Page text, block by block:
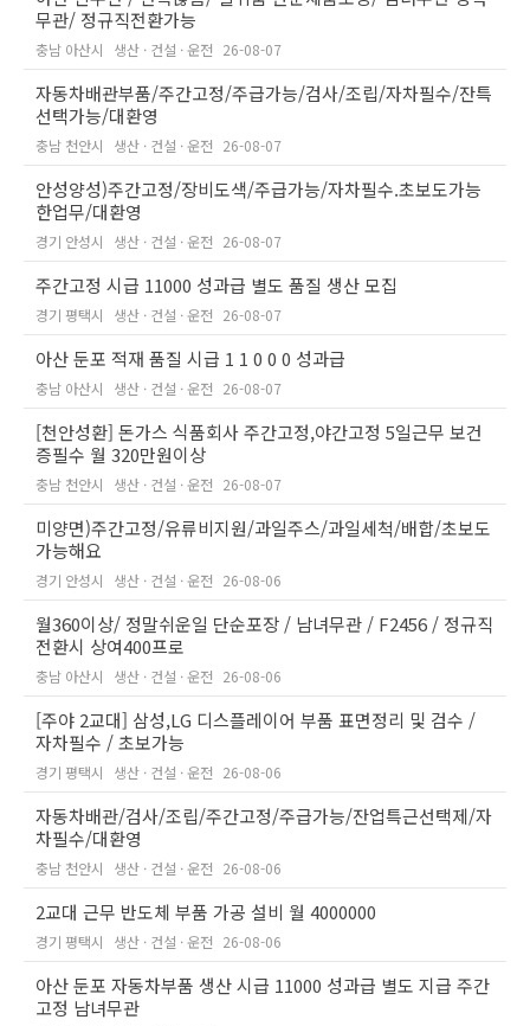
무관/ 정규직전환가능
충남 아산시 생산 · 건설 · 운전 26-08-07
자동차배관부품/주간고정/주급가능/검사/조립/자차필수/잔특
선택가능/대환영
충남 천안시 생산 · 건설 · 운전 26-08-07
안성양성)주간고정/장비도색/주급가능/자차필수.초보도가능
한업무/대환영
경기 안성시 생산 · 건설 · 운전 26-08-07
주간고정 시급 11000 성과급 별도 품질 생산 모집
경기 평택시 생산 · 건설 · 운전 26-08-07
아산 둔포 적재 품질 시급 1 1 0 0 0 성과급
충남 아산시 생산 · 건설 · 운전 26-08-07
[천안성환] 돈가스 식품회사 주간고정,야간고정 5일근무 보건
증필수 월 320만원이상
충남 천안시 생산 · 건설 · 운전 26-08-07
미양면)주간고정/유류비지원/과일주스/과일세척/배합/초보도
가능해요
경기 안성시 생산 · 건설 · 운전 26-08-06
월360이상/ 정말쉬운일 단순포장 / 남녀무관 / F2456 / 정규직
전환시 상여400프로
충남 아산시 생산 · 건설 · 운전 26-08-06
[주야 2교대] 삼성,LG 디스플레이어 부품 표면정리 및 검수 /
자차필수 / 초보가능
경기 평택시 생산 · 건설 · 운전 26-08-06
자동차배관/검사/조립/주간고정/주급가능/잔업특근선택제/자
차필수/대환영
충남 천안시 생산 · 건설 · 운전 26-08-06
2교대 근무 반도체 부품 가공 설비 월 4000000
경기 평택시 생산 · 건설 · 운전 26-08-06
아산 둔포 자동차부품 생산 시급 11000 성과급 별도 지급 주간
고정 남녀무관